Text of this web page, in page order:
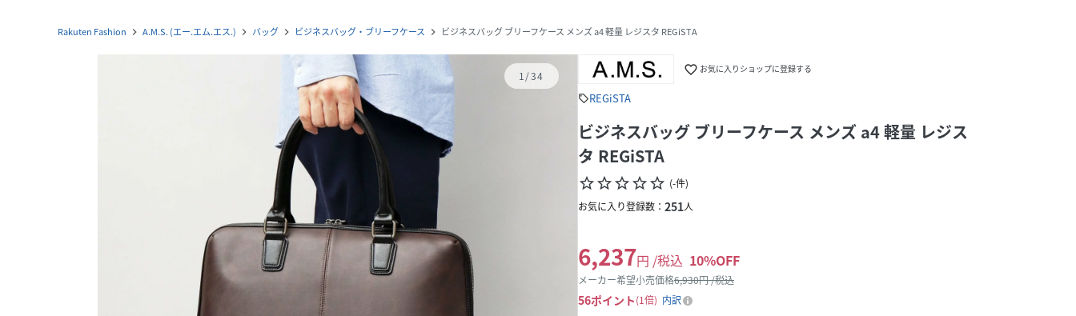
Rakuten Fashion navigate_next A.M.S. (エー.エム.エス.) navigate_next バッグ navigate_next ビジネスバッグ・ブリーフケース navigate_next ビジネスバッグ ブリーフケース メンズ a4 軽量 レジスタ REGiSTA
1/34 favorite_border お気に入りショップに登録する
sellREGiSTA
ビジネスバッグ ブリーフケース メンズ a4 軽量 レジス
タ REGiSTA
star_borderstar_borderstar_borderstar_borderstar_border (-件)
お気に入り登録数： 251人
6,237円 /税込 10%OFF
メーカー希望小売価格6,930円 /税込
56ポイント 1倍 内訳